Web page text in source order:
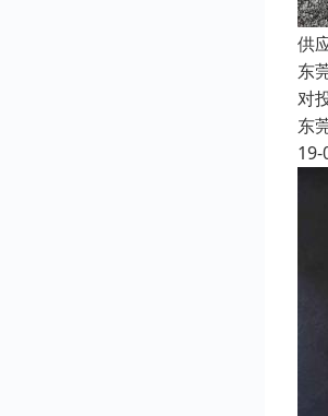
供
东
对
东
19-